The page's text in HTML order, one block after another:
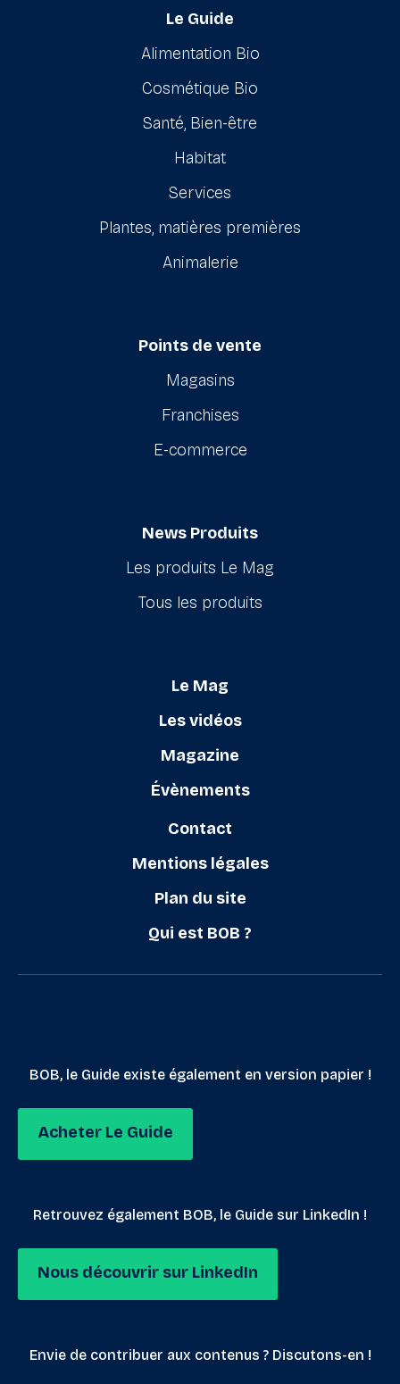
Le Guide
Alimentation Bio
Cosmétique Bio
Santé, Bien-être
Habitat
Services
Plantes, matières premières
Animalerie
Points de vente
Magasins
Franchises
E-commerce
News Produits
Les produits Le Mag
Tous les produits
Le Mag
Les vidéos
Magazine
Évènements
Contact
Mentions légales
Plan du site
Qui est BOB ?
BOB, le Guide existe également en version papier !
Acheter Le Guide
Retrouvez également BOB, le Guide sur LinkedIn !
Nous découvrir sur LinkedIn
Envie de contribuer aux contenus ? Discutons-en !